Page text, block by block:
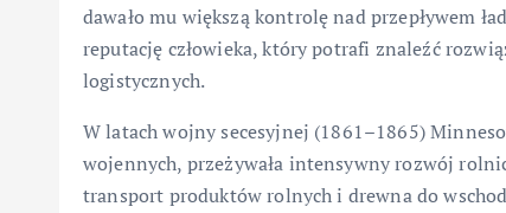
dawało mu większą kontrolę nad przepływem
reputację człowieka, który potrafi znaleźć
logistycznych.
W latach wojny secesyjnej (1861–1865)
wojennych, przeżywała intensywny rozwój
transport produktów rolnych i drewna do